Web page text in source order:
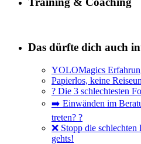
Das dürfte dich auch
YOLOMagics
Papierlos, keine
? Die 3 schlechtesten
➡️ Einwänden im
treten? ?
❌ Stopp die
gehts!